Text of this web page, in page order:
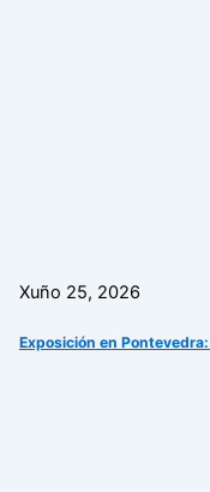
Xuño 25, 2026
Exposición en